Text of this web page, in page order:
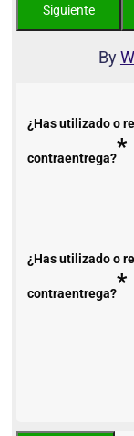
By
¿Has utilizado o
contraentrega?*
¿Has utilizado o
contraentrega?*